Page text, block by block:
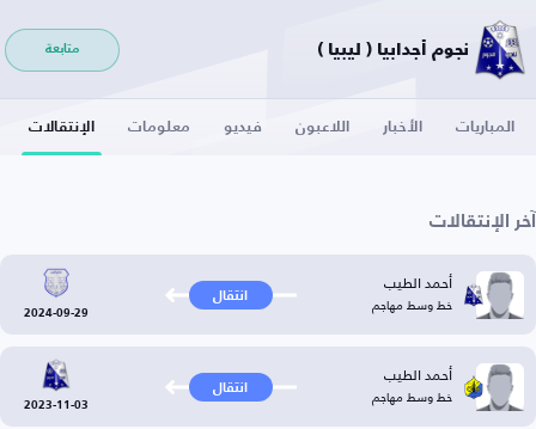
نجوم أجدابيا ( ليبيا ) متابعة
المباريات الأخبار اللاعبون فيديو معلومات الإنتقالات
آخر الإنتقالات
أحمد الطيب
خط وسط مهاجم انتقال
2024-09-29
أحمد الطيب
خط وسط مهاجم انتقال
2023-11-03